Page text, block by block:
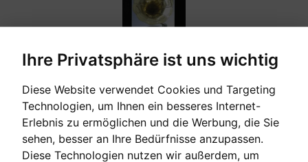
Ihre Privatsphäre ist uns wichtig
Diese Website verwendet Cookies und Targeting
Technologien, um Ihnen ein besseres Internet-
Erlebnis zu ermöglichen und die Werbung, die Sie
sehen, besser an Ihre Bedürfnisse anzupassen.
Diese Technologien nutzen wir außerdem, um
[sofort verfügbar]
DAS WAREN NOCH ZEITEN - SCHLAGER,
EVERGREENS UND MEHR